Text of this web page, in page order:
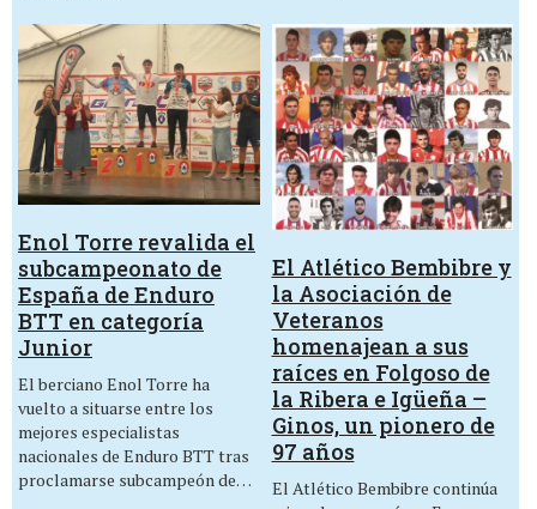
Enol Torre revalida el
subcampeonato de
España de Enduro
BTT en categoría
Junior
El berciano Enol Torre ha
vuelto a situarse entre los
mejores especialistas
nacionales de Enduro BTT tras
proclamarse subcampeón de…
El Atlético Bembibre y
la Asociación de
Veteranos
homenajean a sus
raíces en Folgoso de
la Ribera e Igüeña –
Ginos, un pionero de
97 años
El Atlético Bembibre continúa